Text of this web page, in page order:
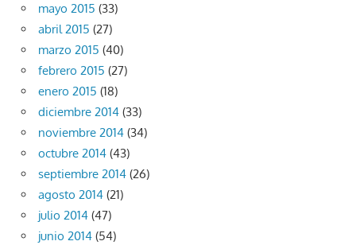
mayo 2015 (33)
abril 2015 (27)
marzo 2015 (40)
febrero 2015 (27)
enero 2015 (18)
diciembre 2014 (33)
noviembre 2014 (34)
octubre 2014 (43)
septiembre 2014 (26)
agosto 2014 (21)
julio 2014 (47)
junio 2014 (54)